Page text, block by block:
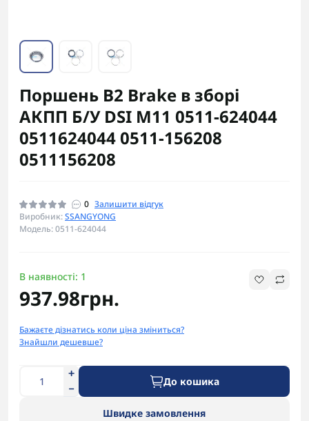
Поршень B2 Brake в зборі
АКПП Б/У DSI M11 0511-624044
0511624044 0511-156208
0511156208
0 Залишити відгук
Виробник:SSANGYONG
Модель: 0511-624044
В наявності: 1
937.98грн.
Бажаєте дізнатись коли ціна зміниться?
Знайшли дешевше?
До кошика
Швидке замовлення